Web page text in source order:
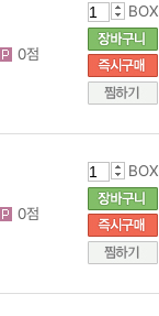
0점
BOX
0점
BOX